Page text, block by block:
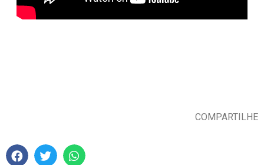
COMPARTILHE